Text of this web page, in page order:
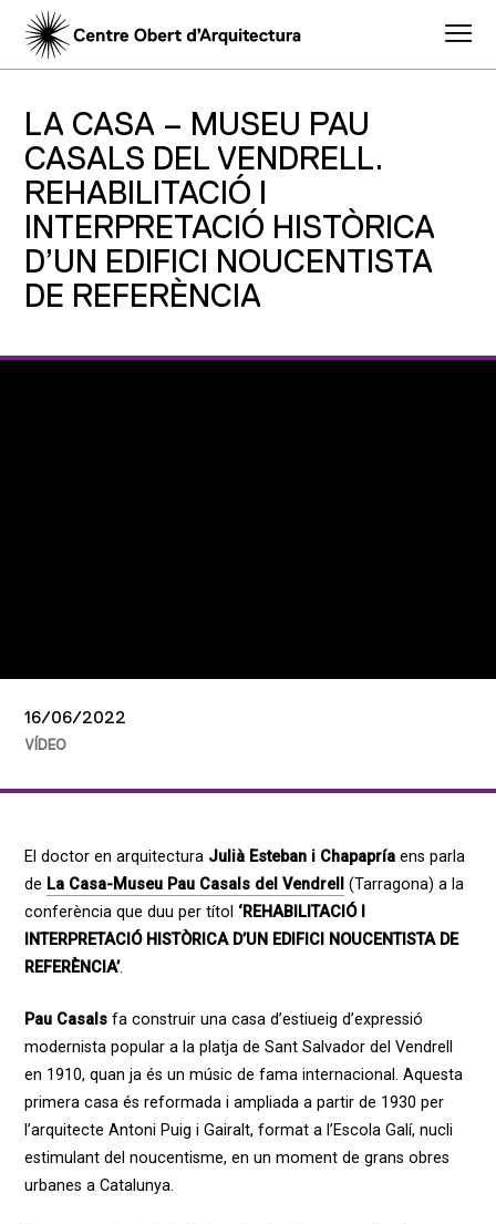
LA CASA – MUSEU PAU
CASALS DEL VENDRELL.
REHABILITACIÓ I
INTERPRETACIÓ HISTÒRICA
D’UN EDIFICI NOUCENTISTA
DE REFERÈNCIA
16/06/2022
VÍDEO
El doctor en arquitectura Julià Esteban i Chapapría ens parla
de La Casa-Museu Pau Casals del Vendrell
(Tarragona) a la
conferència que duu per títol ‘REHABILITACIÓ I
INTERPRETACIÓ HISTÒRICA D’UN EDIFICI NOUCENTISTA DE
REFERÈNCIA’.
Pau Casalsfa construir una casa d’estiueig d’expressió
modernista popular a la platja de Sant Salvador del Vendrell
en 1910, quan ja és un músic de fama internacional. Aquesta
primera casa és reformada i ampliada a partir de 1930 per
l’arquitecte Antoni Puig i Gairalt, format a l’Escola Galí, nucli
estimulant del noucentisme, en un moment de grans obres
urbanes a Catalunya.